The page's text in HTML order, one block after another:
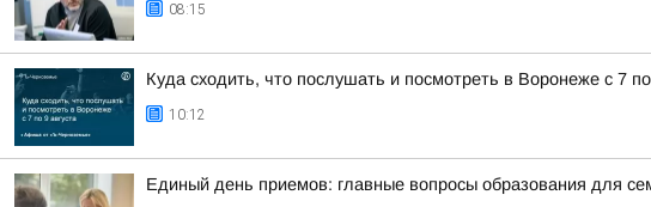
08:15
Куда сходить, что послушать и посмотреть в Воронеже с 7 по
10:12
Единый день приемов: главные вопросы образования для